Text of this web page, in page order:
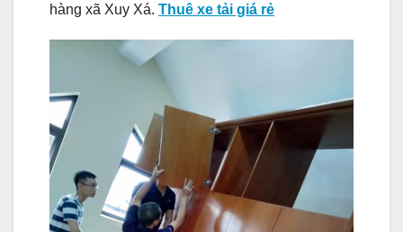
hàng xã Xuy Xá. Thuê xe tải giá rẻ